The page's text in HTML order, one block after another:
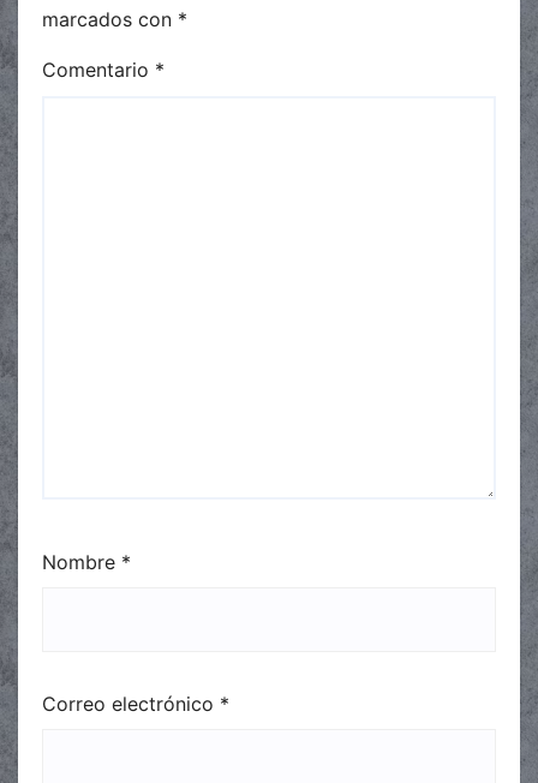
marcados con *
Comentario *
Nombre *
Correo electrónico *